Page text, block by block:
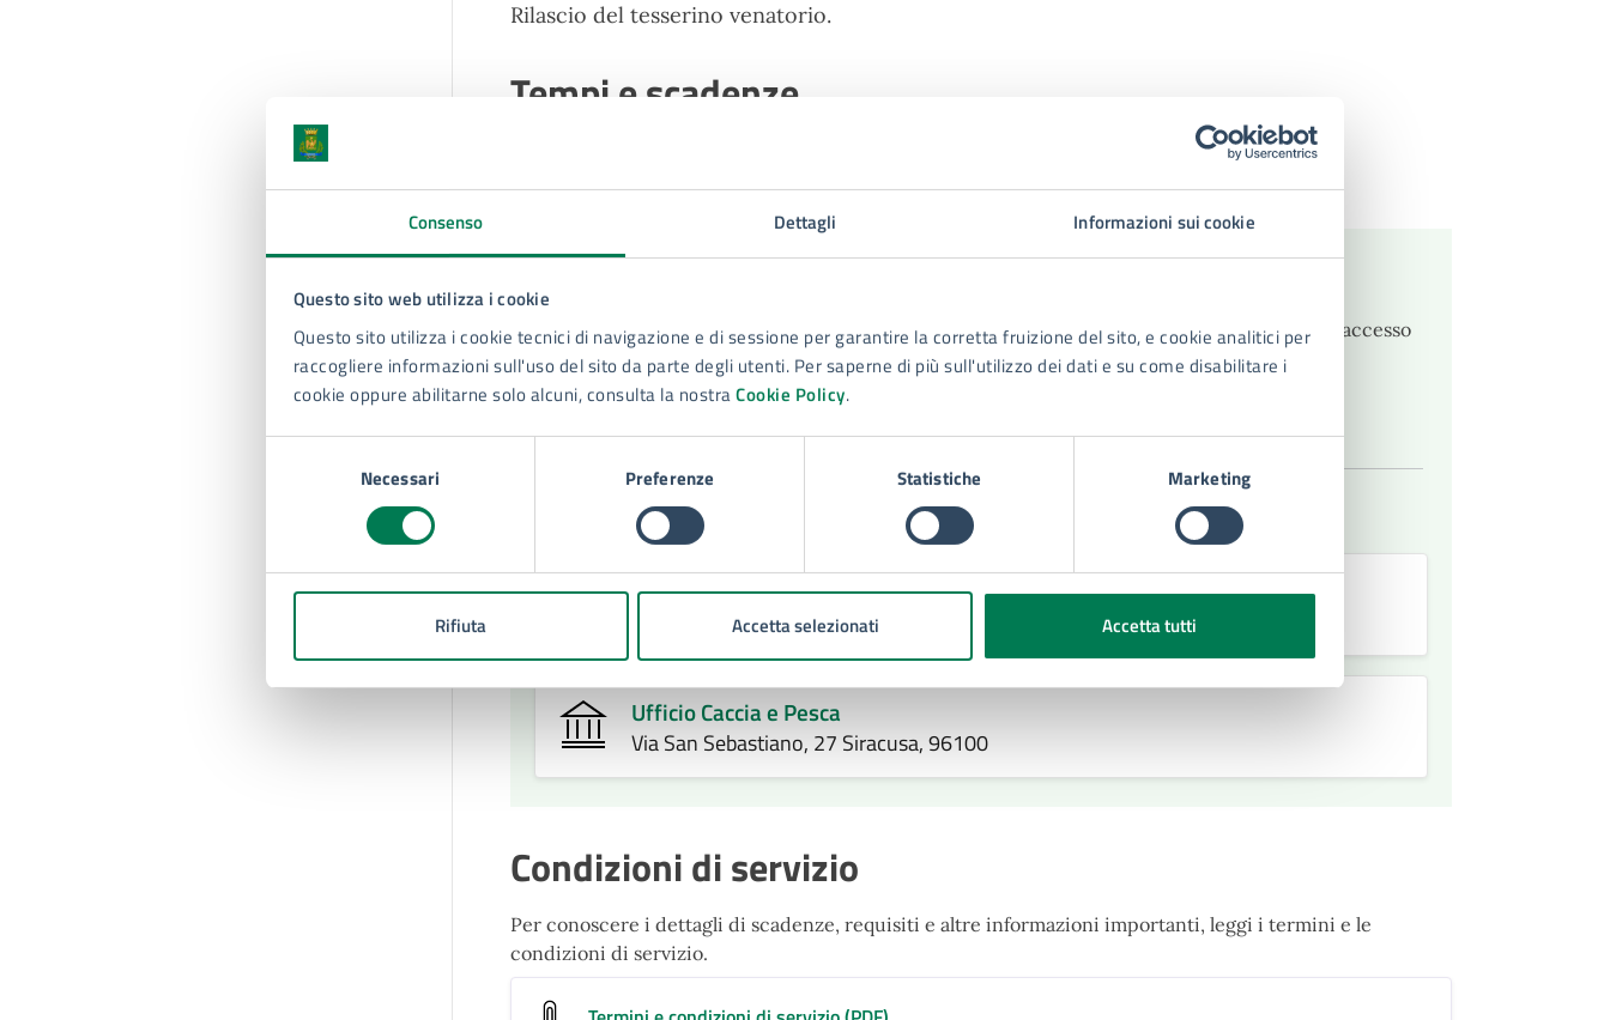
Consenso Dettagli Informazioni sui cookie
Questo sito web utilizza i cookie
Questo sito utilizza i cookie tecnici di navigazione e di sessione per garantire la corretta fruizione del sito, e cookie analitici per
raccogliere informazioni sull'uso del sito da parte degli utenti. Per saperne di più sull'utilizzo dei dati e su come disabilitare i
cookie oppure abilitarne solo alcuni, consulta la nostraCookie Policy.
Necessari Preferenze Statistiche Marketing
Rifiuta Accetta selezionati Accetta tutti
Rilascio del tesserino venatorio.
Tempi e scadenze
Accedi al servizio
Per l’istanza di rilascio del tesserino venatorio è possibile compilare il modulo on line (con accesso
SPID o CIE) al seguente link.
Uffici che erogano il servizio
Settore Attività Produttive - Suap
Via San Sebastiano, 27 Siracusa, 96100
Ufficio Caccia e Pesca
Via San Sebastiano, 27 Siracusa, 96100
Condizioni di servizio
Per conoscere i dettagli di scadenze, requisiti e altre informazioni importanti, leggi i termini e le
condizioni di servizio.